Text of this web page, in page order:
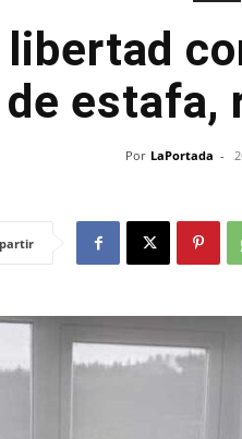
libertad
estafa,
Por LaPortada -